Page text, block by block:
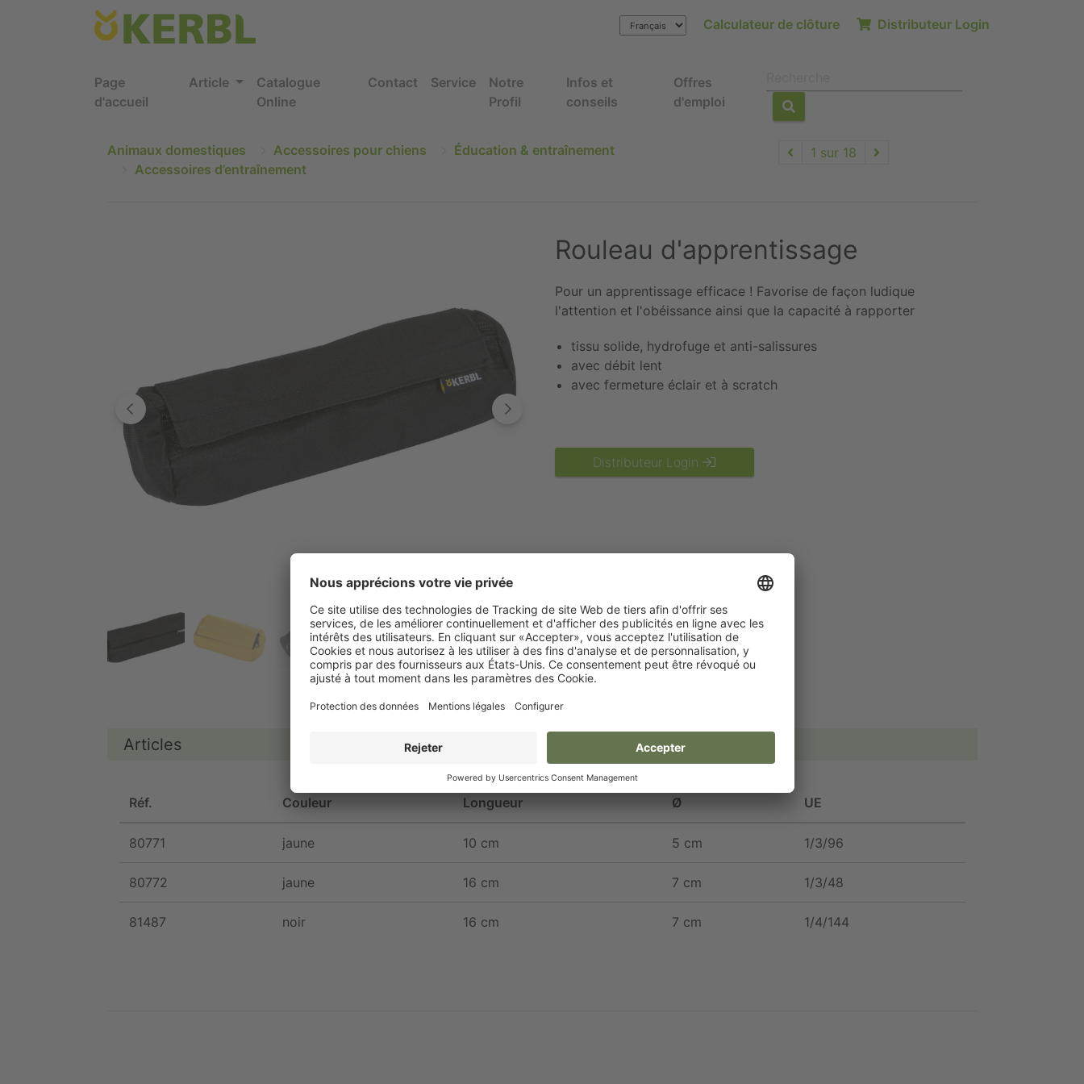
Calculateur de clôture Distributeur Login
Page
d'accueil
Article
Catalogue
Online
Contact Service
Notre
Profil
Infos et
conseils
Offres
d'emploi
Animaux domestiques Accessoires pour chiens
Éducation & entraînement
Accessoires d’entraînement
1 sur 18
Rouleau d'apprentissage
Pour un apprentissage efficace ! Favorise de façon ludique
l'attention et l'obéissance ainsi que la capacité à rapporter
tissu solide, hydrofuge et anti-salissures
avec débit lent
avec fermeture éclair et à scratch
Distributeur Login
Articles
Réf. Couleur Longueur Ø UE
80771 jaune 10 cm 5 cm 1/3/96
80772 jaune 16 cm 7 cm 1/3/48
81487 noir 16 cm 7 cm 1/4/144